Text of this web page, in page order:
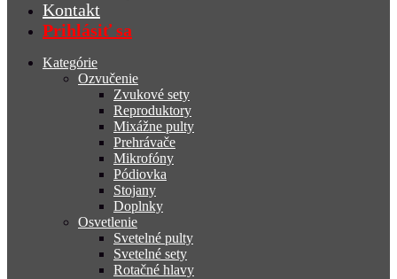
Kontakt
Prihlásiť sa
Kategórie
Ozvučenie
Zvukové sety
Reproduktory
Mixážne pulty
Prehrávače
Mikrofóny
Pódiovka
Stojany
Doplnky
Osvetlenie
Svetelné pulty
Svetelné sety
Rotačné hlavy